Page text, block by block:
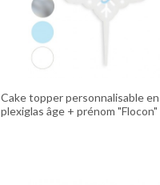
Cake topper personnalisable en
plexiglas âge + prénom "Flocon"